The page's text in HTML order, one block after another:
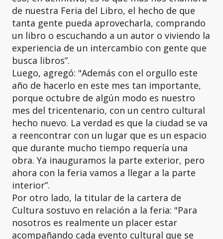
de nuestra Feria del Libro, el hecho de que
tanta gente pueda aprovecharla, comprando
un libro o escuchando a un autor o viviendo la
experiencia de un intercambio con gente que
busca libros”.
Luego, agregó: "Además con el orgullo este
año de hacerlo en este mes tan importante,
porque octubre de algún modo es nuestro
mes del tricentenario, con un centro cultural
hecho nuevo. La verdad es que la ciudad se va
a reencontrar con un lugar que es un espacio
que durante mucho tiempo requería una
obra. Ya inauguramos la parte exterior, pero
ahora con la feria vamos a llegar a la parte
interior”.
Por otro lado, la titular de la cartera de
Cultura sostuvo en relación a la feria: "Para
nosotros es realmente un placer estar
acompañando cada evento cultural que se